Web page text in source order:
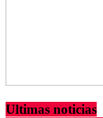
Ultimas noticias